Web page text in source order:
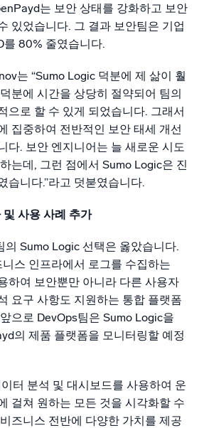
는 보안 상태를 강화하고 보안
있었습니다. 그 결과 보안팀은 기업
80% 줄였습니다.
는 “Sumo Logic 덕분에 제 삶이 훨
분에 시간을 상당히 절약되어 팀의
으로 할 수 있게 되었습니다. 그래서
집중하여 전반적인 보안 태세 개선
다. 보안 엔지니어는 늘 새로운 시도
는데, 그런 점에서 Sumo Logic은 진
습니다.”라고 덧붇였습니다.
사용 사례 추가
의 Sumo Logic 선택은 옳았습니다.
스 인프라에서 로그를 수집하는
하여 보안뿐만 아니라 다른 사용자
요구 사항도 지원하는 통합 플랫폼
으로 DevOps팀은 Sumo Logic을
의 제품 플랫폼을 모니터링할 예정
터 분석 및 대시보드를 사용하여 운
걸쳐 원하는 모든 것을 시각화할 수
즈니스 전반에 다양한 가치를 제공